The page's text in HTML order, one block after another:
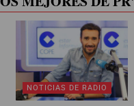
NOTICIAS DE RADIO